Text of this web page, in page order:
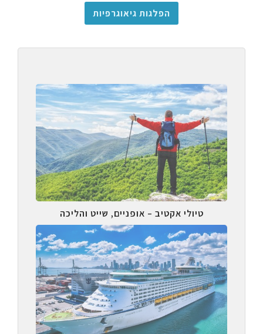
הפלגות גיאוגרפיות
טיולי אקטיב – אופניים, שייט והליכה